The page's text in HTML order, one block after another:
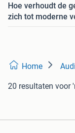
Hoe verhoudt de
zich tot moderne
Home
20 resultaten voor